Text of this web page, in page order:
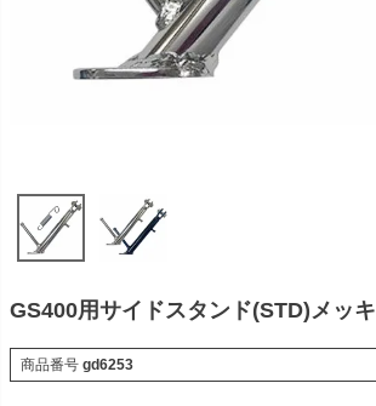
GS400用サイドスタンド(STD)メッキ
商品番号 gd6253